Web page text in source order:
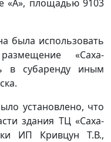
«А», площадью 9103
была использовать
«Саха-
в субаренду иным
установлено, что
здания ТЦ «Саха-
ИП Кривцун Т.В.,